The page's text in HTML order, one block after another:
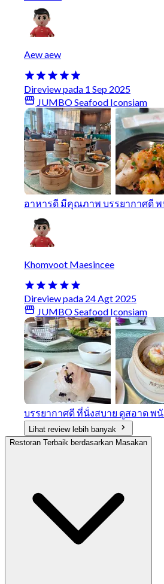
Aew aew
Direview pada 1 Sep 2025
JUMBO Seafood Iconsiam
อาหารดี มีคุณภาพ บรรยากาศดี
Khomvoot Maesincee
Direview pada 24 Agt 2025
JUMBO Seafood Iconsiam
บรรยากาศดี ที่นั่งสบาย ดูสอาด พนั
Lihat review lebih banyak
Restoran Terbaik berdasarkan Masakan